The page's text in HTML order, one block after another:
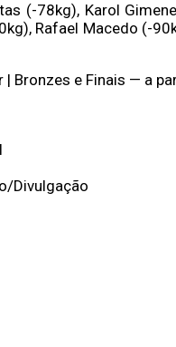
(-78kg), Karol
Rafael Macedo (-
Bronzes e Finais — a
Divulgação